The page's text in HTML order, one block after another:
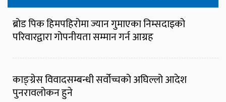
ब्रोड पिक हिमपहिरोमा ज्यान गुमाएका निम्सदाइको
परिवारद्वारा गोपनीयता सम्मान गर्न आग्रह
काङ्ग्रेस विवादसम्बन्धी सर्वोच्चको अघिल्लो आदेश
पुनरावलोकन हुने